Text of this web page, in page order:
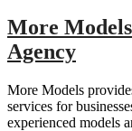
More
Agency
More Models
services for
experienced models